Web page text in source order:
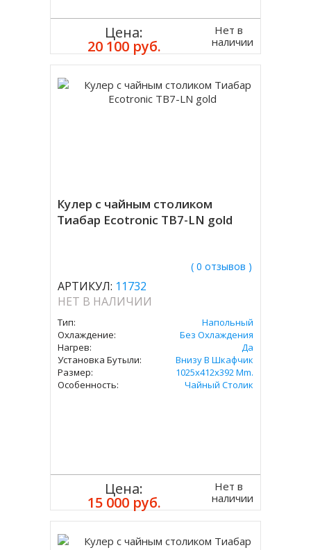
Цена:
20 100 руб.
Нет в
наличии
Кулер с чайным столиком
Тиабар Ecotronic TB7-LN gold
( 0 отзывов )
АРТИКУЛ: 11732
НЕТ В НАЛИЧИИ
Тип:
Напольный
Охлаждение:
Без Охлаждения
Нагрев:
Да
Установка Бутыли:
Внизу В Шкафчик
Размер:
1025x412x392 Mm.
Особенность:
Чайный Столик
Цена:
15 000 руб.
Нет в
наличии